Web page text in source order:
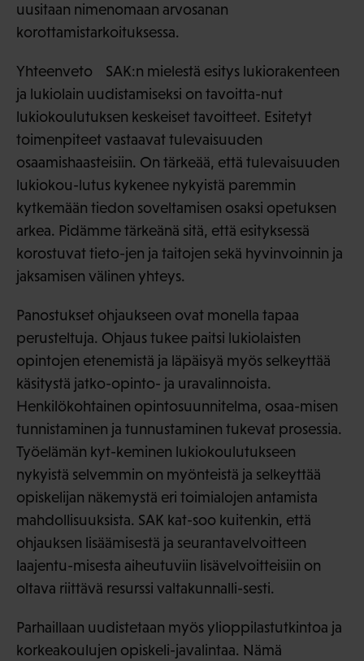
uusitaan nimenomaan arvosanan
korottamistarkoituksessa.
Yhteenveto SAK:n mielestä esitys lukiorakenteen
ja lukiolain uudistamiseksi on tavoitta-nut
lukiokoulutuksen keskeiset tavoitteet. Esitetyt
toimenpiteet vastaavat tulevaisuuden
osaamishaasteisiin. On tärkeää, että tulevaisuuden
lukiokou-lutus kykenee nykyistä paremmin
kytkemään tiedon soveltamisen osaksi opetuksen
arkea. Pidämme tärkeänä sitä, että esityksessä
korostuvat tieto-jen ja taitojen sekä hyvinvoinnin ja
jaksamisen välinen yhteys.
Panostukset ohjaukseen ovat monella tapaa
perusteltuja. Ohjaus tukee paitsi lukiolaisten
opintojen etenemistä ja läpäisyä myös selkeyttää
käsitystä jatko-opinto- ja uravalinnoista.
Henkilökohtainen opintosuunnitelma, osaa-misen
tunnistaminen ja tunnustaminen tukevat prosessia.
Työelämän kyt-keminen lukiokoulutukseen
nykyistä selvemmin on myönteistä ja selkeyttää
opiskelijan näkemystä eri toimialojen antamista
mahdollisuuksista. SAK kat-soo kuitenkin, että
ohjauksen lisäämisestä ja seurantavelvoitteen
laajentu-misesta aiheutuviin lisävelvoitteisiin on
oltava riittävä resurssi valtakunnalli-sesti.
Parhaillaan uudistetaan myös ylioppilastutkintoa ja
korkeakoulujen opiskeli-javalintaa. Nämä